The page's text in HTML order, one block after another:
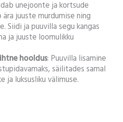
unejoonte ja kortsude
juuste murdumise ning
Siidi ja puuvilla segu kangas
ja juuste loomulikku
hooldus: Puuvilla lisamine
säilitades samal
ja luksusliku välimuse.